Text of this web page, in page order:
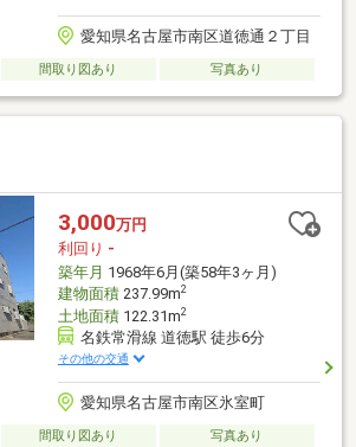
愛知県名古屋市南区道徳通２丁目
間取り図あり 写真あり
3,000万円
利回り -
築年月 1968年6月(築58年3ヶ月)
建物面積237.99m2
土地面積122.31m2
名鉄常滑線 道徳駅 徒歩6分
その他の交通
愛知県名古屋市南区氷室町
間取り図あり 写真あり